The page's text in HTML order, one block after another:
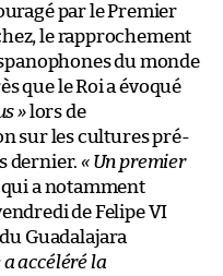
par le Premier
le rapprochement
du monde
que le Roi a évoqué
» lors de
sur les cultures pré-
dernier. « Un premier
qui a notamment
de Felipe VI
Guadalajara
a accéléré la